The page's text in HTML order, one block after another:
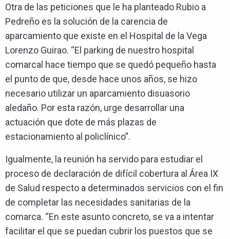
Otra de las peticiones que le ha planteado Rubio a
Pedreño es la solución de la carencia de
aparcamiento que existe en el Hospital de la Vega
Lorenzo Guirao. “El parking de nuestro hospital
comarcal hace tiempo que se quedó pequeño hasta
el punto de que, desde hace unos años, se hizo
necesario utilizar un aparcamiento disuasorio
aledaño. Por esta razón, urge desarrollar una
actuación que dote de más plazas de
estacionamiento al policlínico”.
Igualmente, la reunión ha servido para estudiar el
proceso de declaración de difícil cobertura al Área IX
de Salud respecto a determinados servicios con el fin
de completar las necesidades sanitarias de la
comarca. “En este asunto concreto, se va a intentar
facilitar el que se puedan cubrir los puestos que se